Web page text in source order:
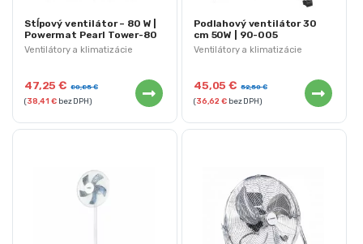
Ventilátory a klimatizácie
Stĺpový ventilátor – 80 W |
Powermat Pearl Tower-80
47,25€ 80,85€
(38,41€bez DPH)
Ventilátory a klimatizácie
Podlahový ventilátor 30
cm 50W | 90-005
45,05€ 52,50€
(36,62€bez DPH)